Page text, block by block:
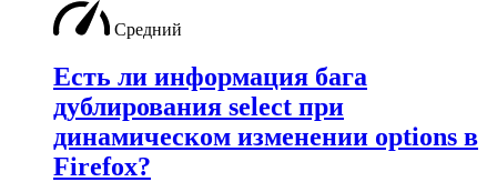
Средний
Есть ли информация бага
дублирования select при
динамическом изменении options в
Firefox?